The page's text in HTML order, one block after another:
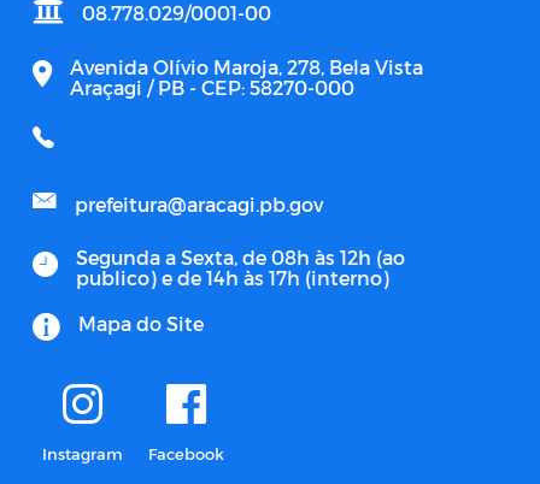
08.778.029/0001-00
Avenida Olívio Maroja, 278, Bela Vista
Araçagi / PB - CEP: 58270-000
prefeitura@aracagi.pb.gov
Segunda a Sexta, de 08h às 12h (ao
publico) e de 14h às 17h (interno)
Mapa do Site
Instagram Facebook